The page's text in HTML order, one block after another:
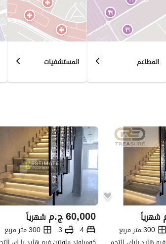
المطاعم المستشفيات
شهرياً
300 متر مربع
ج.م60,000 شهرياً
4
3
300 متر مربع